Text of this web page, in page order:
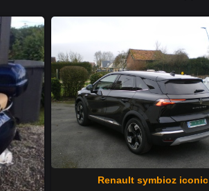
Renault symbioz iconic